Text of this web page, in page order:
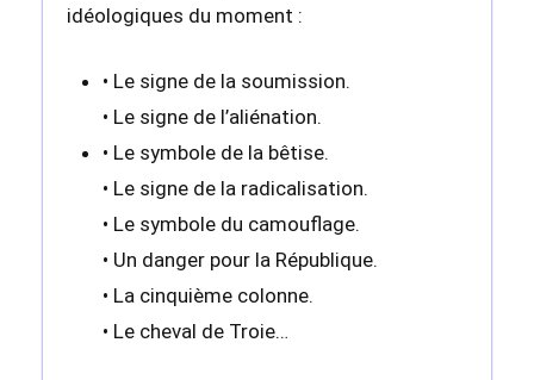
idéologiques du moment :
• Le signe de la soumission.
• Le signe de l’aliénation.
• Le symbole de la bêtise.
• Le signe de la radicalisation.
• Le symbole du camouflage.
• Un danger pour la République.
• La cinquième colonne.
• Le cheval de Troie…